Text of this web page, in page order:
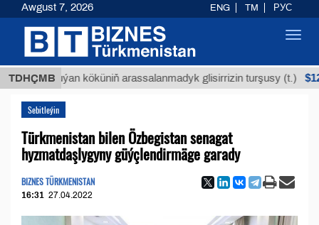
TDHÇMB
Buýan köküniň arassalanmadyk glisirrizin turşusy (t.) $12935,18
Sebitleýin
Türkmenistan bilen Özbegistan senagat
hyzmatdaşlygyny güýçlendirmäge garady
BIZNES TÜRKMENISTAN
16:31 27.04.2022
Awgust 7, 2026 ENG TM РУС